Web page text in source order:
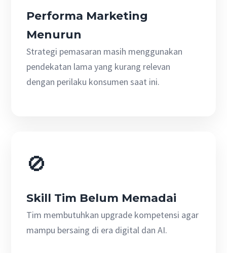
Performa Marketing
Menurun
Strategi pemasaran masih menggunakan
pendekatan lama yang kurang relevan
dengan perilaku konsumen saat ini.
🚫
Skill Tim Belum Memadai
Tim membutuhkan upgrade kompetensi agar
mampu bersaing di era digital dan AI.